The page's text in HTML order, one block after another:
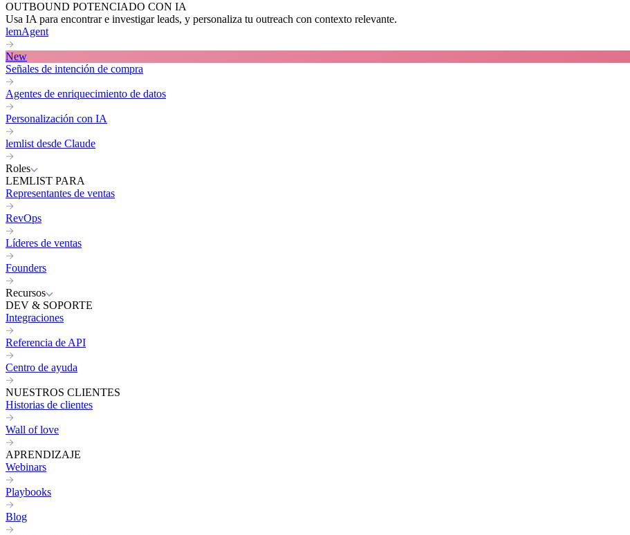
OUTBOUND POTENCIADO CON IA
Usa IA para encontrar e investigar leads, y personaliza tu outreach con contexto relevante.
lemAgent
New
Señales de intención de compra
Agentes de enriquecimiento de datos
Personalización con IA
lemlist desde Claude
Roles
LEMLIST PARA
Representantes de ventas
RevOps
Líderes de ventas
Founders
Recursos
DEV & SOPORTE
Integraciones
Referencia de API
Centro de ayuda
NUESTROS CLIENTES
Historias de clientes
Wall of love
APRENDIZAJE
Webinars
Playbooks
Blog